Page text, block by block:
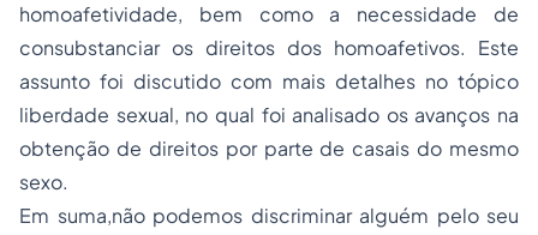
homoafetividade, bem como a necessidade de
consubstanciar os direitos dos homoafetivos. Este
assunto foi discutido com mais detalhes no tópico
liberdade sexual, no qual foi analisado os avanços na
obtenção de direitos por parte de casais do mesmo
sexo.
Em suma,não podemos discriminar alguém pelo seu